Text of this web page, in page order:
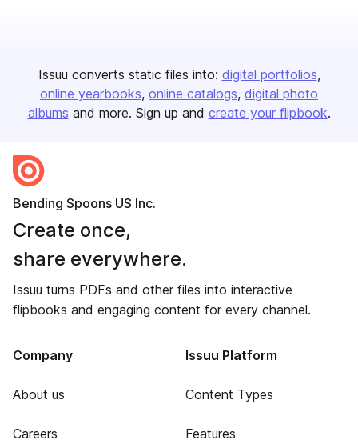
Issuu converts static files into: digital portfolios
online yearbooks online catalogs digital photo
albums and more. Sign up and create your flipbook.
Bending Spoons US Inc.
Create once,
share everywhere.
Issuu turns PDFs and other files into interactive
flipbooks and engaging content for every channel.
Company
About us
Careers
Issuu Platform
Content Types
Features